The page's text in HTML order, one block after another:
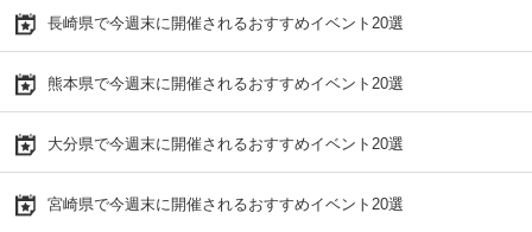
長崎県で今週末に開催されるおすすめイベント20選
熊本県で今週末に開催されるおすすめイベント20選
大分県で今週末に開催されるおすすめイベント20選
宮崎県で今週末に開催されるおすすめイベント20選